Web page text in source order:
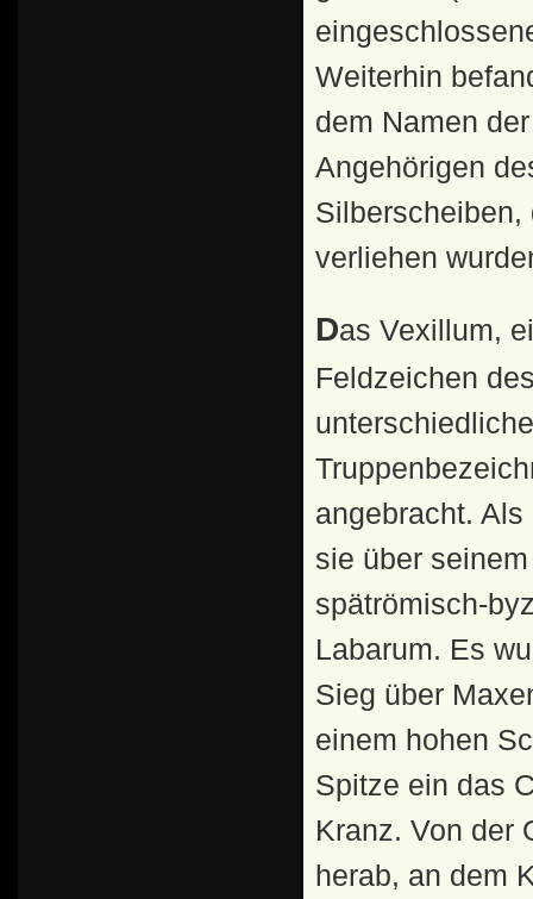
Weiterhin
dem Namen
Angehörigen
Silberscheiben,
verliehen
Das Vexillum, eine Tuchfahne, war eines der ältesten
Feldzeichen
angebracht.
sie über
spätrömisch-
Labarum. Es
Sieg über
einem hohen
Spitze ein das
Kranz. Von der
herab, an dem